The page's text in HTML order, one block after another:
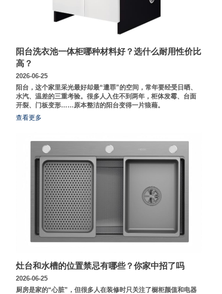
阳台洗衣池一体柜哪种材料好？选什么耐用性价比
高？
2026-06-25
阳台，这个家里采光最好却最“遭罪”的空间，常年要经受日晒、
水汽、温差的三重考验。很多人入住不到两年，柜体发霉、台面
开裂、门板变形……原本整洁的阳台变得一片狼藉。
查看更多
灶台和水槽的位置禁忌有哪些？你家中招了吗
2026-06-25
厨房是家的“心脏”，但很多人在装修时只关注了橱柜颜值和电器